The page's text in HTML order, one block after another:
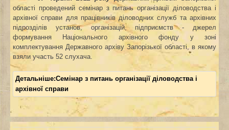
області проведений семінар з питань організації діловодства і
архівної справи для працівників діловодних служб та архівних
підрозділів
установ,
організацій, підприємств - джерел
формування Національного архівного фонду у зоні
комплектування Державного архіву Запорізької області, в якому
взяли участь 52 слухача.
Детальніше:Семінар з питань організації діловодства і
архівної справи